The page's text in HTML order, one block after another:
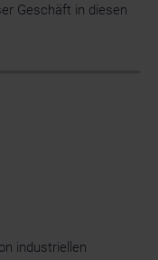
Geschäft in diesen
industriellen